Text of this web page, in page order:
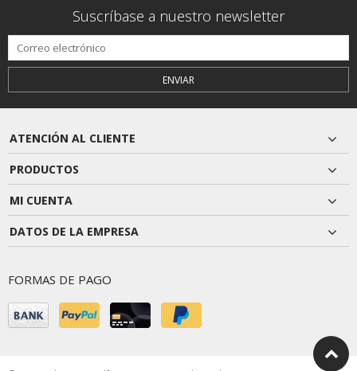
Suscríbase a nuestro newsletter
ENVIAR
ATENCIÓN AL CLIENTE
PRODUCTOS
MI CUENTA
DATOS DE LA EMPRESA
FORMAS DE PAGO